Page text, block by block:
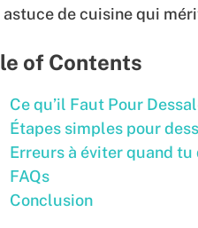
de cuisine qui
of Contents
Ce qu’il Faut Pour
Étapes simples pour
Erreurs à éviter quand
FAQs
Conclusion